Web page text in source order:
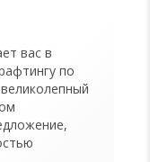
вас в
по